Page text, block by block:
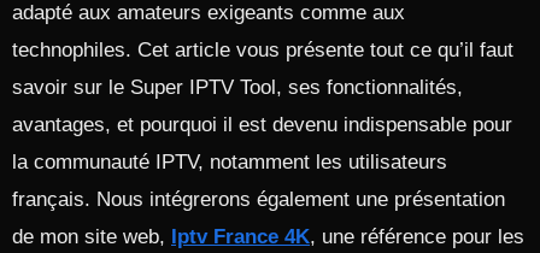
adapté aux amateurs exigeants comme aux
technophiles. Cet article vous présente tout ce qu’il faut
savoir sur le Super IPTV Tool, ses fonctionnalités,
avantages, et pourquoi il est devenu indispensable pour
la communauté IPTV, notamment les utilisateurs
français. Nous intégrerons également une présentation
de mon site web, Iptv France 4K, une référence pour les